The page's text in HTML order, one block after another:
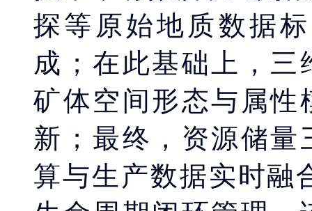
探等原始地质数据
成；在此基础上，
矿体空间形态与属
新；最终，资源储
算与生产数据实时融